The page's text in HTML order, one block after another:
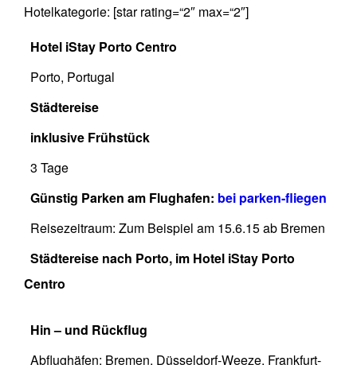
Hotelkategorie: [star rating=“2″ max=“2″]
Hotel iStay Porto Centro
Porto, Portugal
Städtereise
inklusive Frühstück
3 Tage
Günstig Parken am Flughafen: bei parken-fliegen
Reisezeitraum: Zum Beispiel am 15.6.15 ab Bremen
Städtereise nach Porto, im Hotel iStay Porto
Centro
Hin – und Rückflug
Abflughäfen: Bremen, Düsseldorf-Weeze, Frankfurt-